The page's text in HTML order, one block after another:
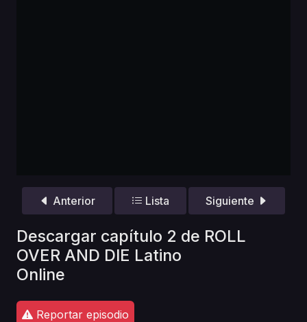
Anterior Lista Siguiente
Descargar capítulo 2 de ROLL
OVER AND DIE Latino
Online
Reportar episodio